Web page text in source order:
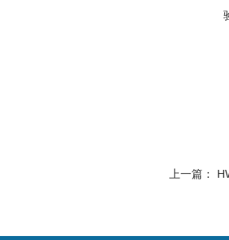
上一篇：